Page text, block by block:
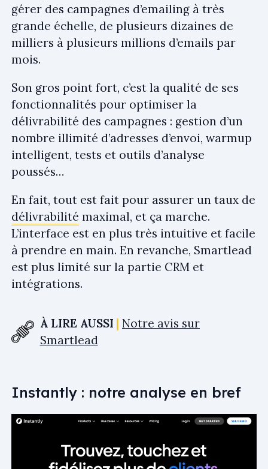
gérer des campagnes d’emailing à très
grande échelle, de plusieurs dizaines de
milliers à plusieurs millions d’emails par
mois.
Son gros point fort, c’est la qualité de ses
fonctionnalités pour optimiser la
délivrabilité des campagnes : gestion d’un
nombre illimité d’adresses d’envoi, warmup
intelligent, tests et outils d’analyse
poussés…
En fait, tout est fait pour assurer un taux de
délivrabilité maximal, et ça marche.
L’interface est en plus très intuitive et facile
à prendre en main. En revanche, Smartlead
est plus limité sur la partie CRM et
intégrations.
À LIRE AUSSI
Notre avis sur
Smartlead
Instantly : notre analyse en bref